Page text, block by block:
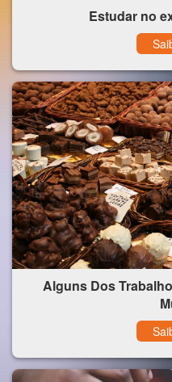
Estudar no
Alguns Dos